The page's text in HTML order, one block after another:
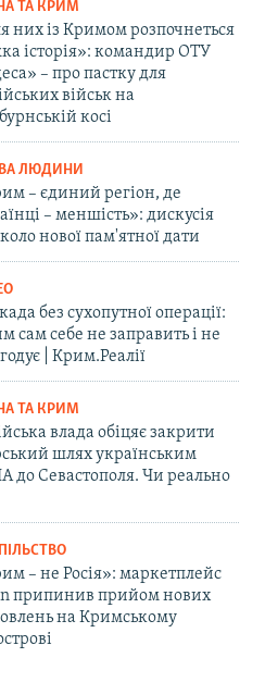
ТА КРИМ
них із Кримом розпочнеться
історія»: командир ОТУ
– про пастку для
військ на
косі
ЛЮДИНИ
– єдиний регіон, де
– меншість»: дискусія
нової пам'ятної дати
без сухопутної операції:
сам себе не заправить і не
| Крим.Реалії
ТА КРИМ
влада обіцяє закрити
шлях українським
до Севастополя. Чи реально
– не Росія»: маркетплейс
припинив прийом нових
на Кримському